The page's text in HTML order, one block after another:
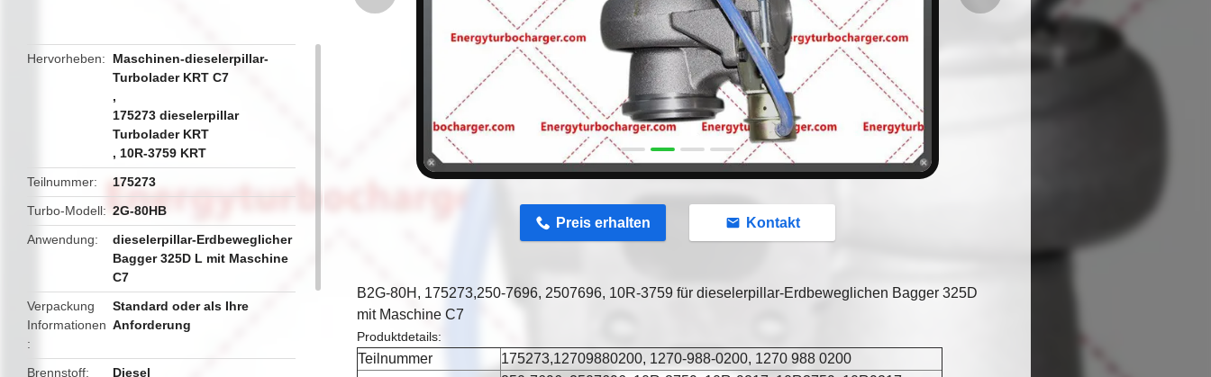
Hervorheben
Maschinen-dieselerpillar-
Turbolader KRT C7
,
175273 dieselerpillar
Turbolader KRT
, 10R-3759 KRT
Teilnummer
175273
Turbo-Modell
2G-80HB
Anwendung
dieselerpillar-Erdbeweglicher
Bagger 325D L mit Maschine
C7
Verpackung
Informationen
Standard oder als Ihre
Anforderung
Brennstoff Diesel
Preis erhalten Kontakt
B2G-80H, 175273,250-7696, 2507696, 10R-3759 für dieselerpillar-Erdbeweglichen Bagger 325D
mit Maschine C7
Produktdetails:
Teilnummer
175273,12709880200, 1270-988-0200, 1270 988 0200